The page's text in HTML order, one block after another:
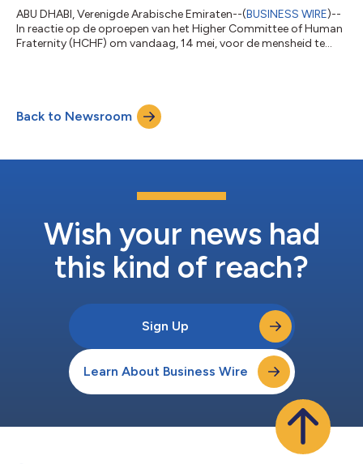
ABU DHABI, Verenigde Arabische Emiraten--(BUSINESS WIRE)--
In reactie op de oproepen van het Higher Committee of Human
Fraternity (HCHF) om vandaag, 14 mei, voor de mensheid te
maken aan de COVID-19-pandemie, en om wetenschappers te
begeleiden en te inspireren om een vaccin te vinden. Vanaf het
allereerste moment dat de HCHF haa...
Back to Newsroom
Wish your news had
this kind of reach?
Sign Up
Learn About Business Wire